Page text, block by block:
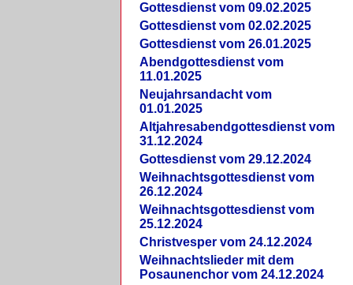
Gottesdienst vom 09.02.2025
Gottesdienst vom 02.02.2025
Gottesdienst vom 26.01.2025
Abendgottesdienst vom
11.01.2025
Neujahrsandacht vom
01.01.2025
Altjahresabendgottesdienst vom
31.12.2024
Gottesdienst vom 29.12.2024
Weihnachtsgottesdienst vom
26.12.2024
Weihnachtsgottesdienst vom
25.12.2024
Christvesper vom 24.12.2024
Weihnachtslieder mit dem
Posaunenchor vom 24.12.2024